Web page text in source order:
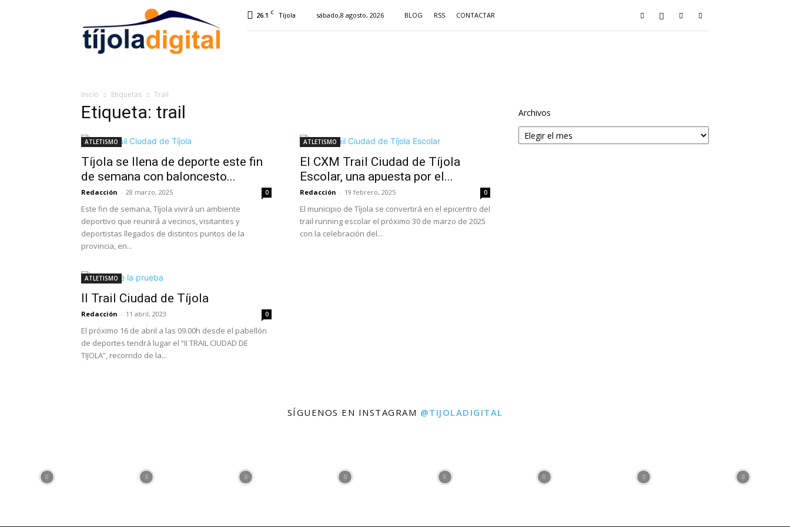
26.1 C Tíjola sábado,8 agosto, 2026 BLOG RSS CONTACTAR
Inicio Etiquetas Trail
Etiqueta: trail
ATLETISMO
Tíjola se llena de deporte este fin
de semana con baloncesto...
Redacción - 28 marzo, 2025 0
Este fin de semana, Tíjola vivirá un ambiente
deportivo que reunirá a vecinos, visitantes y
deportistas llegados de distintos puntos de la
provincia, en...
ATLETISMO
El CXM Trail Ciudad de Tíjola
Escolar, una apuesta por el...
Redacción - 19 febrero, 2025 0
El municipio de Tíjola se convertirá en el epicentro del
trail running escolar el próximo 30 de marzo de 2025
con la celebración del...
ATLETISMO
II Trail Ciudad de Tíjola
Redacción - 11 abril, 2023 0
El próximo 16 de abril a las 09.00h desde el pabellón
de deportes tendrá lugar el “II TRAIL CIUDAD DE
TIJOLA”, recorrido de la...
Archivos
SÍGUENOS EN INSTAGRAM @TIJOLADIGITAL